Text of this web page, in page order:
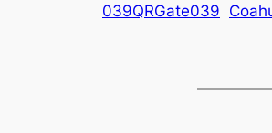
039QRGate039